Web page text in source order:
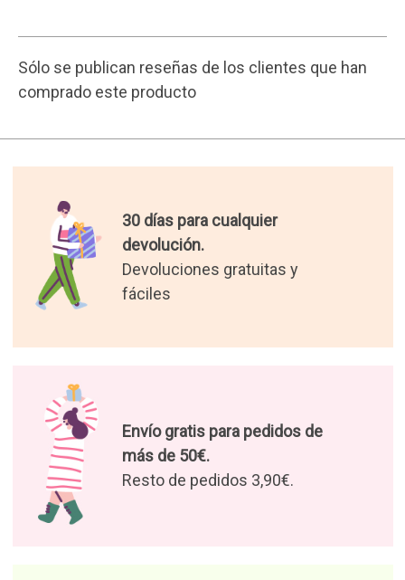
Sólo se publican reseñas de los clientes que han
comprado este producto
30 días para cualquier
devolución.
Devoluciones gratuitas y
fáciles
Envío gratis para pedidos de
más de 50€.
Resto de pedidos 3,90€.